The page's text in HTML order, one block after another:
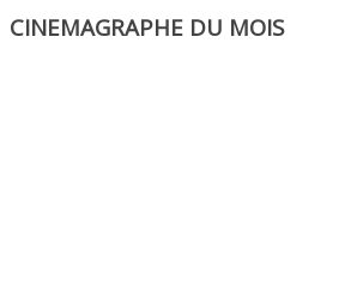
CINEMAGRAPHE DU MOIS